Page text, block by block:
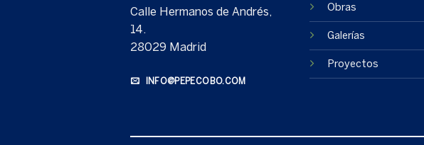
Calle Hermanos de Andrés,
14.
28029 Madrid
INFO@PEPECOBO.COM
Obras
Galerías
Proyectos